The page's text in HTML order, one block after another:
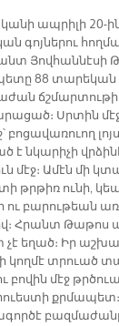
ապրիլի 20-
գոյներու
Յովհաննէսի
88 տարեկան
Սրտին
բոցավառուող
է նկարիչի
մէջ։ Ամէն մի
թրթիռ ունի,
ու բարութեան
Հրանտ Թաթոս
չէ եղած։ Իր
կողմէ տրուած
բովին մէջ